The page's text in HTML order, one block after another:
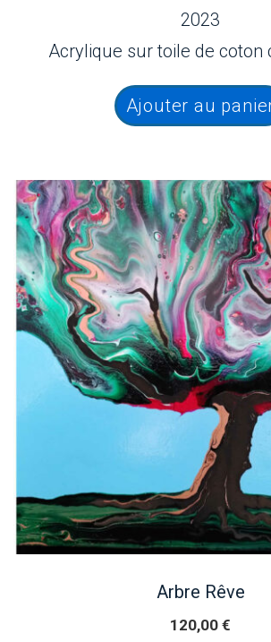
2023
Acrylique sur toile de coton
Ajouter au
Arbre Rêve
120,00 €